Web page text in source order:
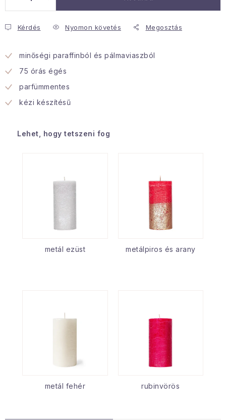
A személyes adatok védelmének feltételei
Hogyan kell panaszkodni / visszaadni az áruka
Kereskedelem feltételes
Érintkezés
Rólunk
Kérdés Nyomon követés Megosztás
minőségi paraffinból és pálmaviaszból
75 órás égés
parfümmentes
kézi készítésű
Lehet, hogy tetszeni fog
metál ezüst metálpiros és arany
metál fehér rubinvörös